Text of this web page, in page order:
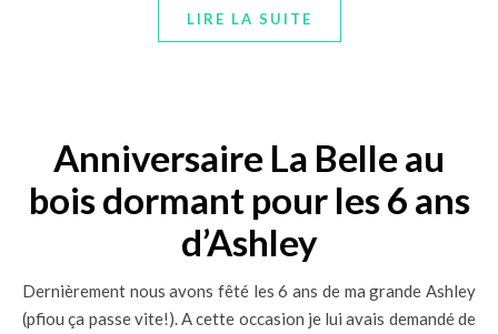
LIRE LA SUITE
Anniversaire La Belle au
bois dormant pour les 6 ans
d’Ashley
Dernièrement nous avons fêté les 6 ans de ma grande Ashley
(pfiou ça passe vite!). A cette occasion je lui avais demandé de